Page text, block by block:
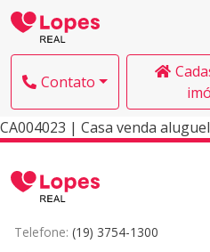
Contato
CA004023 | Casa venda
Telefone: (19) 3754-1300